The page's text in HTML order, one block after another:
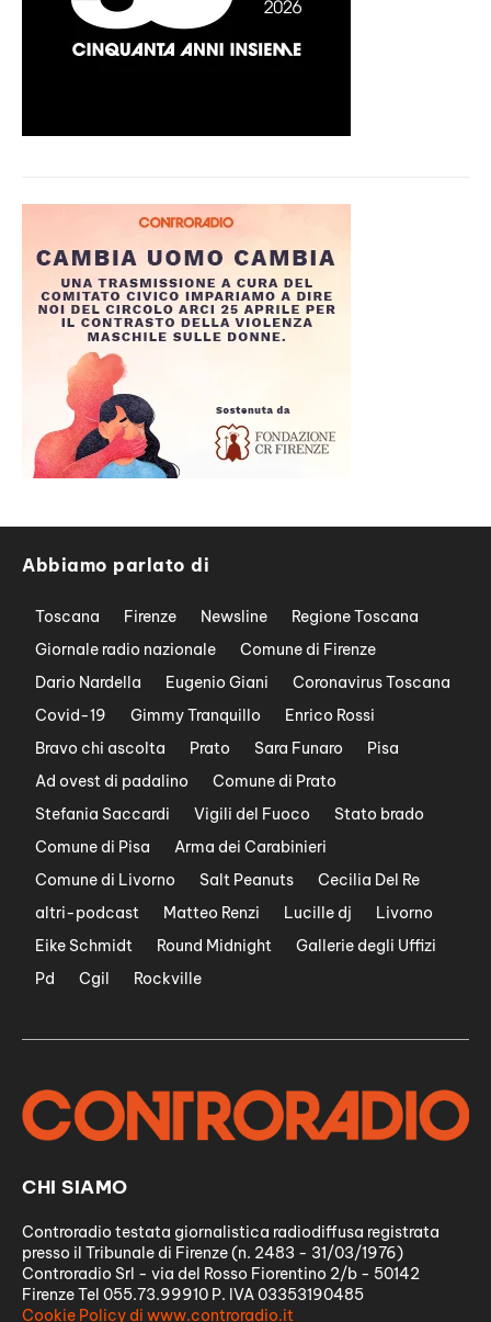
Abbiamo parlato di
Toscana Firenze Newsline
Regione Toscana
Giornale radio nazionale
Comune di Firenze
Dario Nardella
Eugenio Giani
Coronavirus Toscana
Covid-19
Gimmy Tranquillo
Enrico Rossi
Bravo chi ascolta
Prato Sara Funaro
Pisa
Ad ovest di padalino
Comune di Prato
Stefania Saccardi
Vigili del Fuoco
Stato brado
Comune di Pisa
Arma dei Carabinieri
Comune di Livorno
Salt Peanuts
Cecilia Del Re
altri-podcast
Matteo Renzi Lucille dj
Livorno
Eike Schmidt
Round Midnight
Gallerie degli Uffizi
Pd
Cgil Rockville
CHI SIAMO
Controradio testata giornalistica radiodiffusa registrata
presso il Tribunale di Firenze (n. 2483 - 31/03/1976)
Controradio Srl - via del Rosso Fiorentino 2/b - 50142
Firenze Tel 055.73.99910 P. IVA 03353190485
Cookie Policy di www.controradio.it